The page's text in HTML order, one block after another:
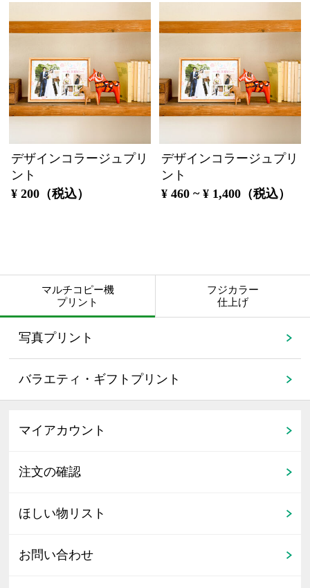
デザインコラージュプリ
ント
¥ 200（税込）
デザインコラージュプリ
ント
¥ 460 ~ ¥ 1,400（税込）
マルチコピー機
プリント
写真プリント
バラエティ・ギフトプリント
フジカラー
仕上げ
マイアカウント
注文の確認
ほしい物リスト
お問い合わせ